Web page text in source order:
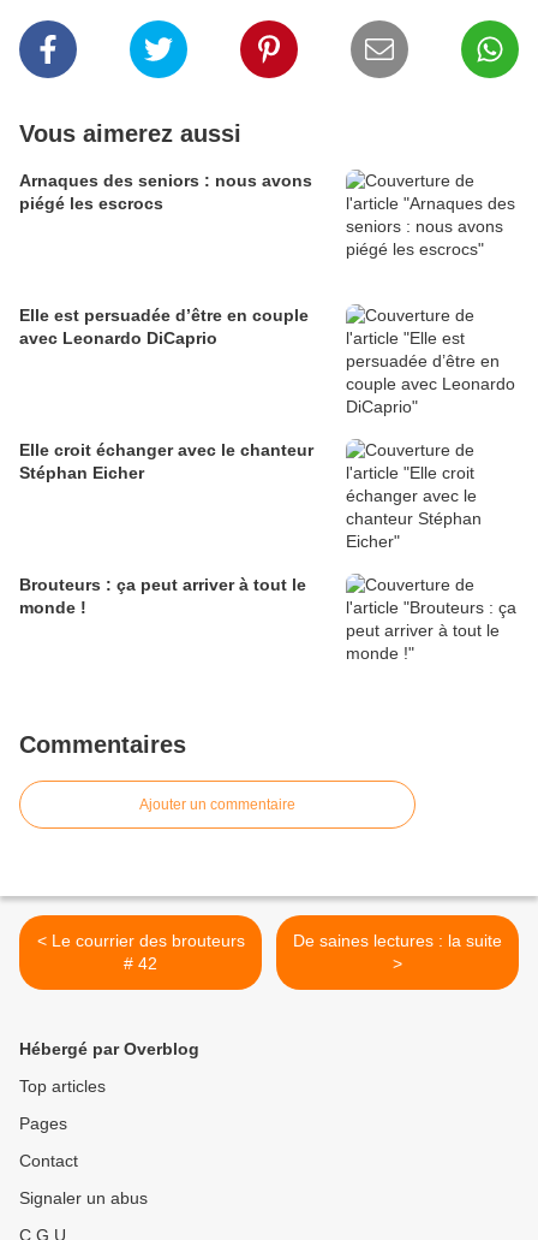
Vous aimerez aussi
Arnaques des seniors : nous avons
piégé les escrocs
Elle est persuadée d’être en couple
avec Leonardo DiCaprio
Elle croit échanger avec le chanteur
Stéphan Eicher
Brouteurs : ça peut arriver à tout le
monde !
Commentaires
Ajouter un commentaire
< Le courrier des brouteurs
# 42
De saines lectures : la suite
>
Hébergé par Overblog
Top articles
Pages
Contact
Signaler un abus
C.G.U.